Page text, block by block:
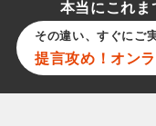
本当にこれま
その違い、すぐにご
提言攻め！オン